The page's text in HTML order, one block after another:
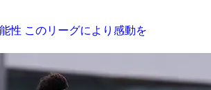
性 このリーグにより感動を